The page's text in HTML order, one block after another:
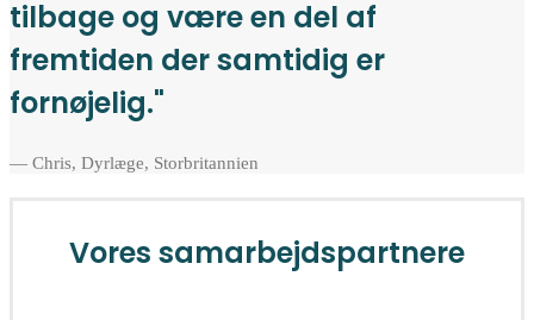
tilbage og være en del af
fremtiden der samtidig er
fornøjelig."
— Chris, Dyrlæge, Storbritannien
Vores samarbejdspartnere